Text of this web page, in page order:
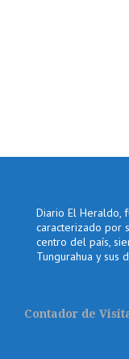
Diario El Heraldo,
caracterizado por
centro del país,
Tungurahua y sus
Contador de